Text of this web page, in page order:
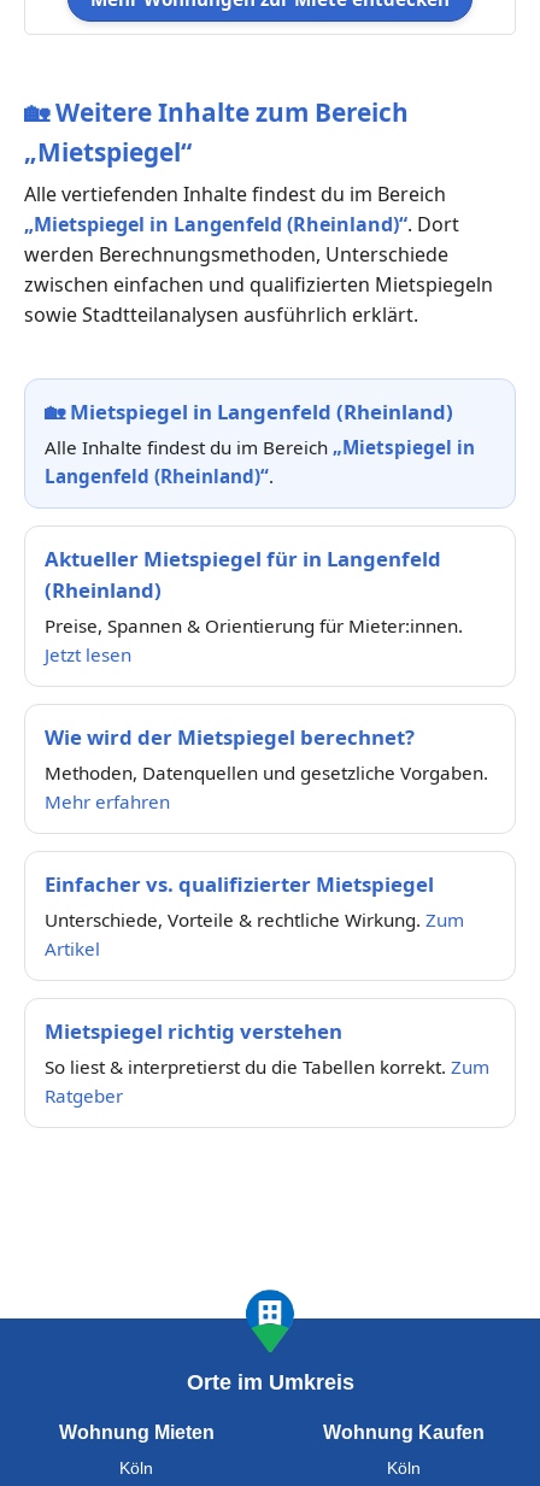
🏡Weitere Inhalte zum Bereich
„Mietspiegel“
Alle vertiefenden Inhalte findest du im Bereich
„Mietspiegel in Langenfeld (Rheinland)“. Dort
werden Berechnungsmethoden, Unterschiede
zwischen einfachen und qualifizierten Mietspiegeln
sowie Stadtteilanalysen ausführlich erklärt.
🏡Mietspiegel in Langenfeld (Rheinland)
Alle Inhalte findest du im Bereich „Mietspiegel in
Langenfeld (Rheinland)“.
Aktueller Mietspiegel für in Langenfeld
(Rheinland)
Preise, Spannen & Orientierung für Mieter:innen.
Jetzt lesen
Wie wird der Mietspiegel berechnet?
Methoden, Datenquellen und gesetzliche Vorgaben.
Mehr erfahren
Einfacher vs. qualifizierter Mietspiegel
Unterschiede, Vorteile & rechtliche Wirkung. Zum
Artikel
Mietspiegel richtig verstehen
So liest & interpretierst du die Tabellen korrekt. Zum
Ratgeber
Orte im Umkreis
Wohnung Mieten
Köln
Wohnung Kaufen
Köln